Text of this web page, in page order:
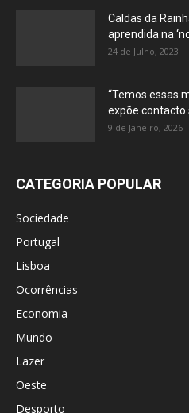
Caldas da
aprendida na
24 de Julho, 2023
“Temos essas
expõe contacto
9 de Janeiro, 2026
CATEGORIA POPULAR
Sociedade
Portugal
Lisboa
Ocorrências
Economia
Mundo
Lazer
Oeste
Desporto